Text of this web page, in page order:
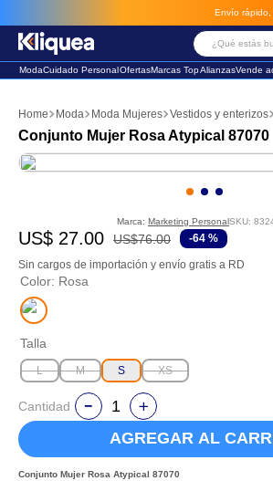
Envío rápido,
¿Qué estás
ModaCuidado PersonalOfertasMarcas TopAlianzasVende
Moda Moda Mujeres Vestidos y enterizos
Conjunto Mujer Rosa Atypical 87070
Marca: Marketing PersonalSKU:
US$ 27.00 US$76.00 -64 %
Sin cargos de importación y envío gratis a RD
Color: Rosa
Talla
L M S XS
Cantidad
AGREGAR AL
Conjunto Mujer Rosa Atypical 87070
2. futbol